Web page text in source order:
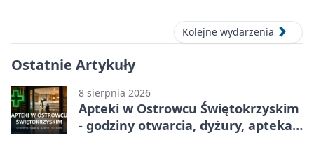
Kolejne wydarzenia
Ostatnie Artykuły
8 sierpnia 2026
Apteki w Ostrowcu Świętokrzyskim
- godziny otwarcia, dyżury, apteka